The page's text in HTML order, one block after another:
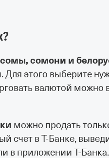
сомони и
этого выберите
валютой можно
можно продать
счет в Т⁠-⁠Банке,
в приложении Т⁠-⁠Банка.